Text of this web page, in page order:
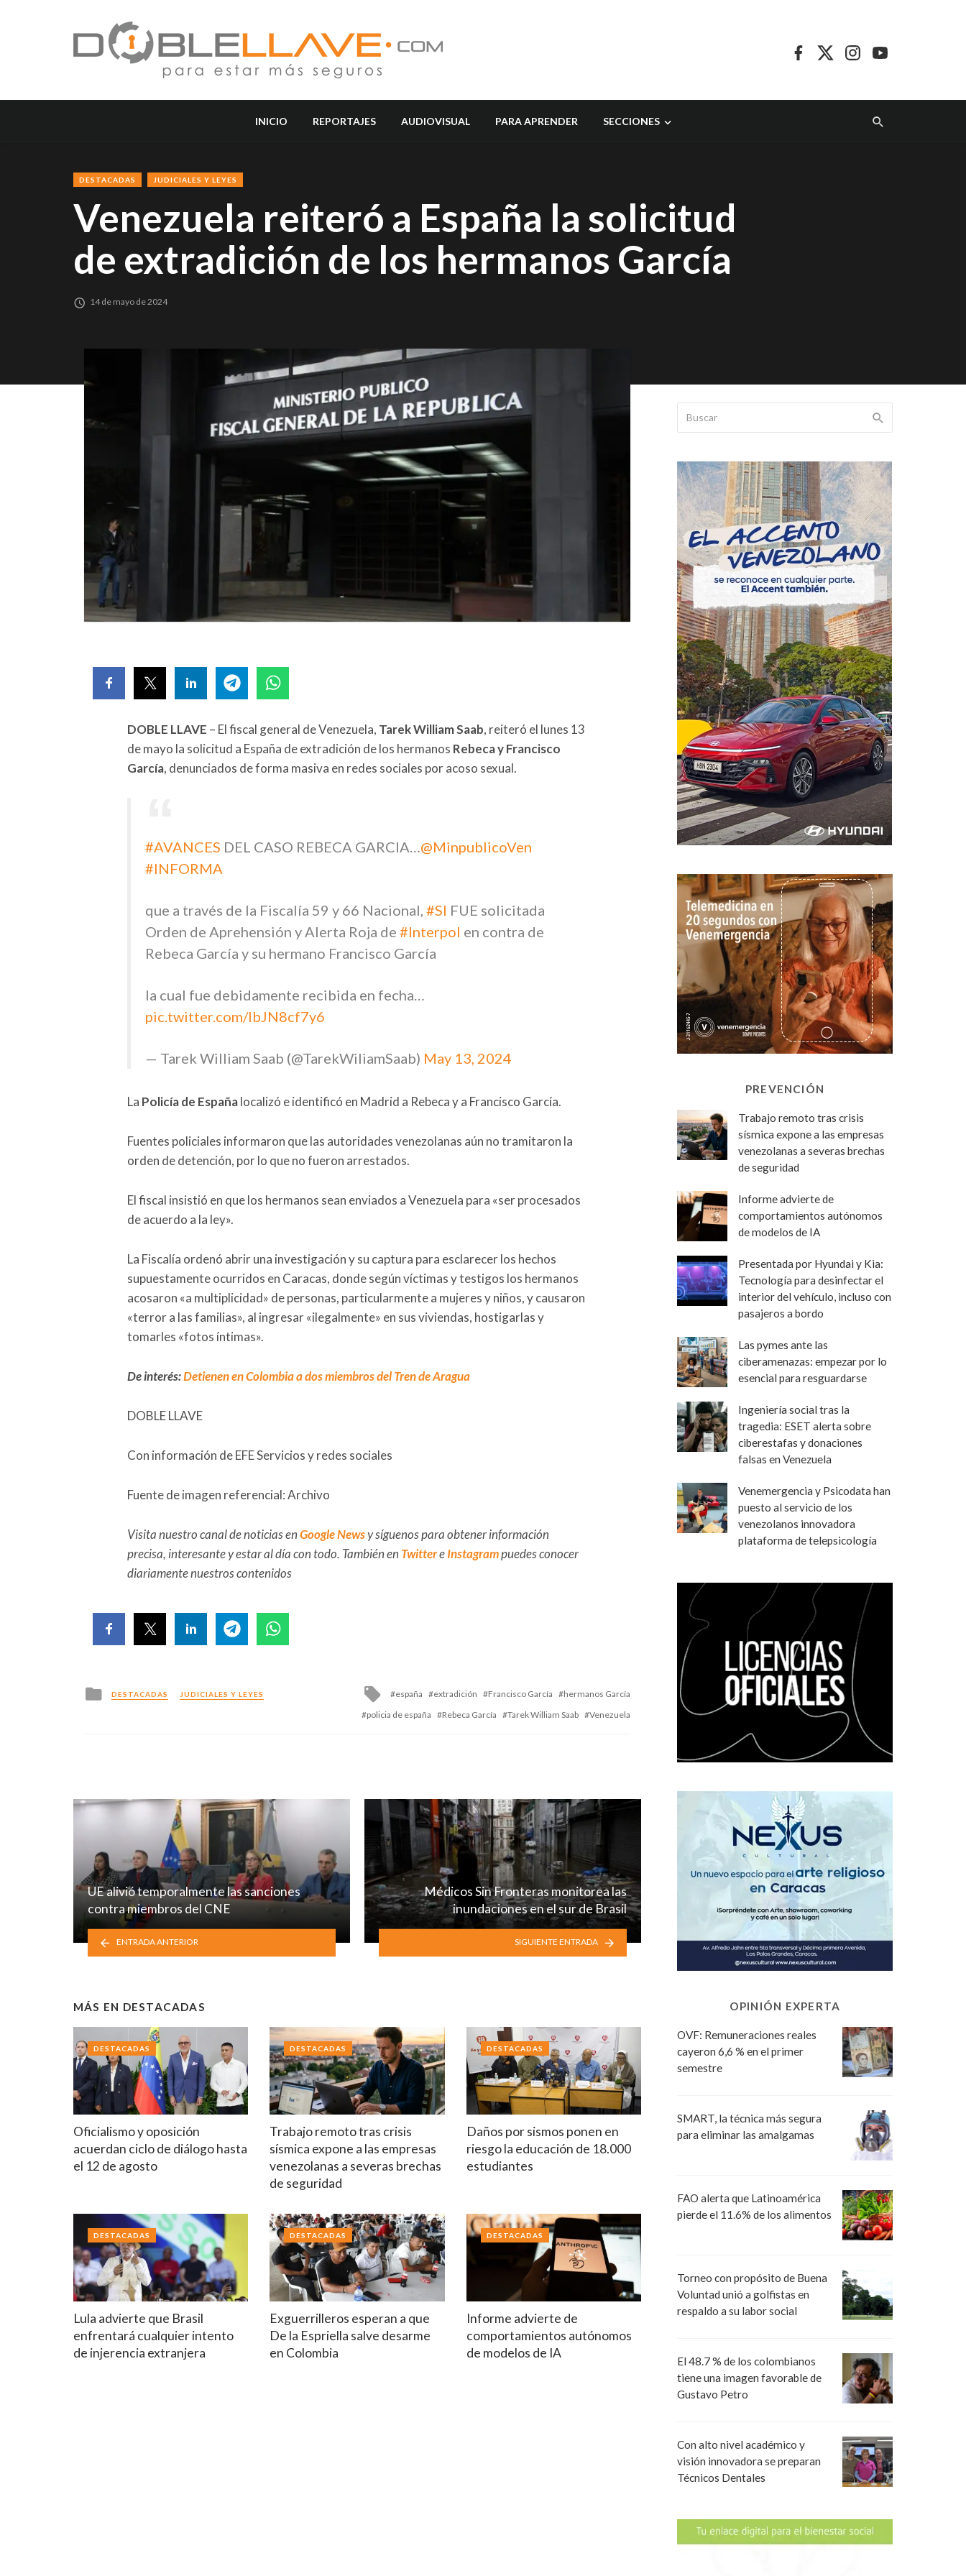
INICIO REPORTAJES AUDIOVISUAL PARA APRENDER SECCIONES
DESTACADAS JUDICIALES Y LEYES
Venezuela reiteró a España la solicitud
de extradición de los hermanos García
14 de mayo de 2024
DOBLE LLAVE – El fiscal general de Venezuela, Tarek William Saab, reiteró el lunes 13
de mayo la solicitud a España de extradición de los hermanos Rebeca y Francisco
García, denunciados de forma masiva en redes sociales por acoso sexual.
#AVANCES DEL CASO REBECA GARCIA… @MinpublicoVen
#INFORMA
que a través de la Fiscalía 59 y 66 Nacional, #SI FUE solicitada
Orden de Aprehensión y Alerta Roja de #Interpol en contra de
Rebeca García y su hermano Francisco García
la cual fue debidamente recibida en fecha…
pic.twitter.com/IbJN8cf7y6
— Tarek William Saab (@TarekWiliamSaab) May 13, 2024
La Policía de Españalocalizó e identificó en Madrid a Rebeca y a Francisco García.
Fuentes policiales informaron que las autoridades venezolanas aún no tramitaron la
orden de detención, por lo que no fueron arrestados.
El fiscal insistió en que los hermanos sean enviados a Venezuela para «ser procesados
de acuerdo a la ley».
La Fiscalía ordenó abrir una investigación y su captura para esclarecer los hechos
supuestamente ocurridos en Caracas, donde según víctimas y testigos los hermanos
acosaron «a multiplicidad» de personas, particularmente a mujeres y niños, y causaron
«terror a las familias», al ingresar «ilegalmente» en sus viviendas, hostigarlas y
tomarles «fotos íntimas».
De interés:Detienen en Colombia a dos miembros del Tren de Aragua
DOBLE LLAVE
Con información de EFE Servicios y redes sociales
Fuente de imagen referencial: Archivo
Visita nuestro canal de noticias enGoogle Newsy síguenos para obtener información
precisa, interesante y estar al día con todo. También en TwittereInstagrampuedes conocer
diariamente nuestros contenidos
Posted
in
DESTACADAS JUDICIALES Y LEYES
Tagged
with
españa extradición Francisco García
hermanos García
policia de españa
Rebeca García Tarek William Saab Venezuela
UE alivió temporalmente las sanciones
contra miembros del CNE
ENTRADA ANTERIOR
Médicos Sin Fronteras monitorea las
inundaciones en el sur de Brasil
SIGUIENTE ENTRADA
MÁS EN DESTACADAS
Oficialismo y oposición
acuerdan ciclo de diálogo hasta
el 12 de agosto
DESTACADAS
Trabajo remoto tras crisis
sísmica expone a las empresas
venezolanas a severas brechas
de seguridad
DESTACADAS
Daños por sismos ponen en
riesgo la educación de 18.000
estudiantes
DESTACADAS
Lula advierte que Brasil
enfrentará cualquier intento
de injerencia extranjera
DESTACADAS
Exguerrilleros esperan a que
De la Espriella salve desarme
en Colombia
DESTACADAS
Informe advierte de
comportamientos autónomos
de modelos de IA
DESTACADAS
PREVENCIÓN
Trabajo remoto tras crisis
sísmica expone a las empresas
venezolanas a severas brechas
de seguridad
Informe advierte de
comportamientos autónomos
de modelos de IA
Presentada por Hyundai y Kia:
Tecnología para desinfectar el
interior del vehículo, incluso con
pasajeros a bordo
Las pymes ante las
ciberamenazas: empezar por lo
esencial para resguardarse
Ingeniería social tras la
tragedia: ESET alerta sobre
ciberestafas y donaciones
falsas en Venezuela
Venemergencia y Psicodata han
puesto al servicio de los
venezolanos innovadora
plataforma de telepsicología
OPINIÓN EXPERTA
OVF: Remuneraciones reales
cayeron 6,6 % en el primer
semestre
SMART, la técnica más segura
para eliminar las amalgamas
FAO alerta que Latinoamérica
pierde el 11.6% de los alimentos
Torneo con propósito de Buena
Voluntad unió a golfistas en
respaldo a su labor social
El 48.7 % de los colombianos
tiene una imagen favorable de
Gustavo Petro
Con alto nivel académico y
visión innovadora se preparan
Técnicos Dentales